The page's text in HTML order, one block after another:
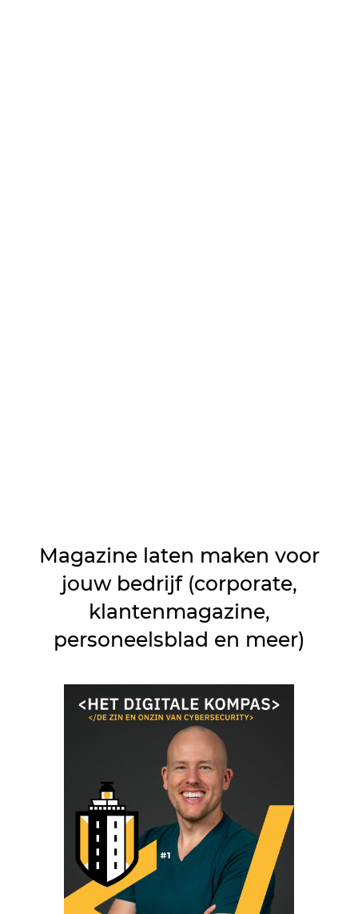
Magazine laten maken voor
jouw bedrijf (corporate,
klantenmagazine,
personeelsblad en meer)